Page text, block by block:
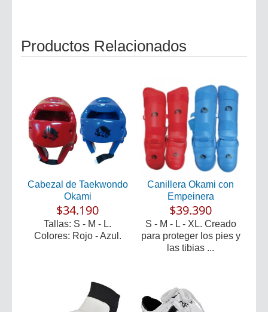
Productos Relacionados
Cabezal de Taekwondo
Okami
$34.190
Tallas: S - M - L.
Colores: Rojo - Azul.
Canillera Okami con
Empeinera
$39.390
S - M - L - XL. Creado
para proteger los pies y
las tibias ...